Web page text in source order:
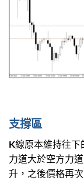
支撐區
K線原本維持往
力道大於空方力
升，之後價格再